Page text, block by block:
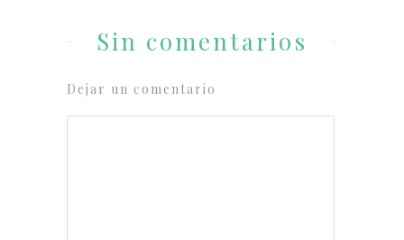
Sin comentarios
Dejar un comentario